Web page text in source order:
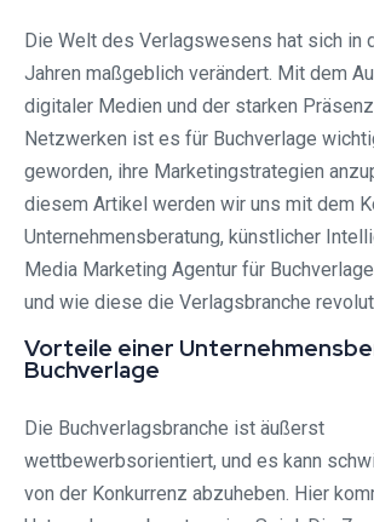
Die Welt des Verlagswesens hat sich in
Jahren maßgeblich verändert. Mit dem
digitaler Medien und der starken
Netzwerken ist es für Buchverlage
geworden, ihre Marketingstrategien
diesem Artikel werden wir uns mit dem
Unternehmensberatung, künstlicher
Media Marketing Agentur für
und wie diese die Verlagsbranche
Vorteile einer
Buchverlage
Die Buchverlagsbranche ist äußerst
wettbewerbsorientiert, und es kann
von der Konkurrenz abzuheben. Hier